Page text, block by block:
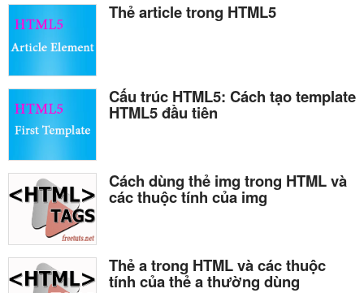
Thẻ article trong HTML5
Cấu trúc HTML5: Cách tạo template
HTML5 đầu tiên
Cách dùng thẻ img trong HTML và
các thuộc tính của img
Thẻ a trong HTML và các thuộc
tính của thẻ a thường dùng